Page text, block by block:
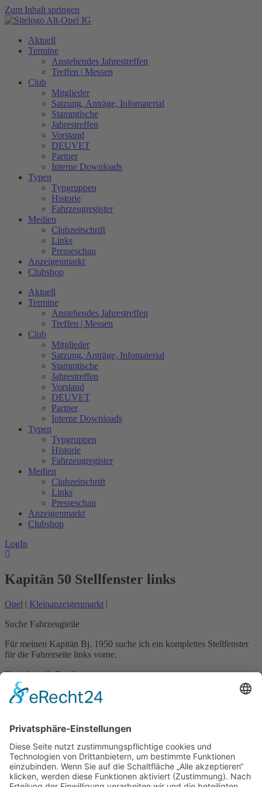
Zum Inhalt springen
Aktuell
Termine
Anstehendes Jahrestreffen
Treffen | Messen
Club
Mitglieder
Satzung, Anträge, Infomaterial
Stammtische
Jahrestreffen
Vorstand
DEUVET
Partner
Interne Downloads
Typen
Typgruppen
Historie
Fahrzeugregister
Medien
Clubzeitschrift
Links
Presseschau
Anzeigenmarkt
Clubshop
Aktuell
Termine
Anstehendes Jahrestreffen
Treffen | Messen
Club
Mitglieder
Satzung, Anträge, Infomaterial
Stammtische
Jahrestreffen
Vorstand
DEUVET
Partner
Interne Downloads
Typen
Typgruppen
Historie
Fahrzeugregister
Medien
Clubzeitschrift
Links
Presseschau
Anzeigenmarkt
Clubshop
LogIn
Kapitän 50 Stellfenster links
Opel | Kleinanzeigenmarkt |
Suche Fahrzeugteile
Für meinen Kapitän Bj. 1950 suche ich ein komplettes Stellfenster
für die Fahrerseite links vorne.
Kontaktmail:Email
Name: Guido Maedje
Impressum
Datenschutzerklärung
Mitgliederbereich
Facebook
Instagram